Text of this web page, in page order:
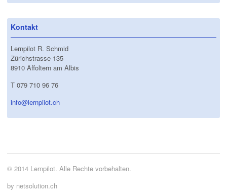
Kontakt
Lernpilot R. Schmid
Zürichstrasse 135
8910 Affoltern am Albis
T 079 710 96 76
info@lernpilot.ch
© 2014 Lernpilot. Alle Rechte vorbehalten.
by netsolution.ch